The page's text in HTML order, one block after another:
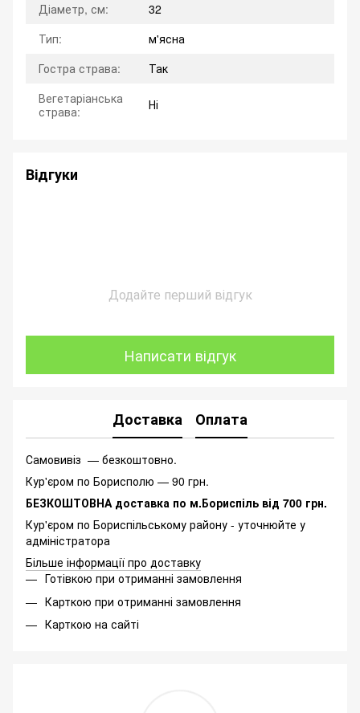
Діаметр, см:
32
Тип:
м'ясна
Гостра страва:
Так
Вегетаріанська
страва:
Ні
Відгуки
Додайте перший відгук
Написати відгук
Доставка Оплата
Самовивіз — безкоштовно.
Кур'єром по Борисполю — 90 грн.
БЕЗКОШТОВНА доставка по м.Бориспіль від 700 грн.
Кур'єром по Бориспільському району - уточнюйте у
адміністратора
Більше інформації про доставку
Готівкою при отриманні замовлення
Карткою при отриманні замовлення
Карткою на сайті